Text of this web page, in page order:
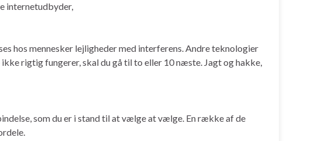
internetudbyder,
hos mennesker lejligheder med interferens. Andre teknologier
rigtig fungerer, skal du gå til to eller 10 næste. Jagt og hakke,
som du er i stand til at vælge at vælge. En række af de